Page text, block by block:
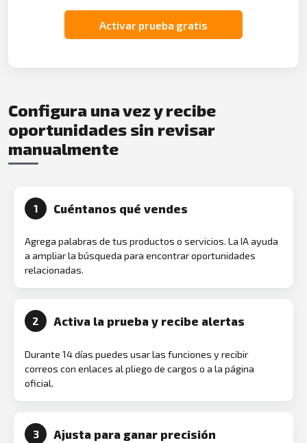
Activar prueba gratis
Configura una vez y recibe
oportunidades sin revisar
manualmente
1 Cuéntanos qué vendes
Agrega palabras de tus productos o servicios. La IA ayuda
a ampliar la búsqueda para encontrar oportunidades
relacionadas.
2 Activa la prueba y recibe alertas
Durante 14 días puedes usar las funciones y recibir
correos con enlaces al pliego de cargos o a la página
oficial.
3 Ajusta para ganar precisión